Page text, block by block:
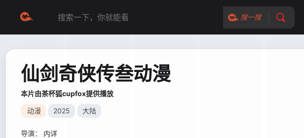
搜一搜
仙剑奇侠传叁动漫
本片由茶杯狐cupfox提供播放
动漫 2025 大陆
导演：
内详